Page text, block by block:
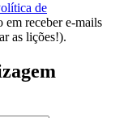
de
receber e-mails
as lições!).